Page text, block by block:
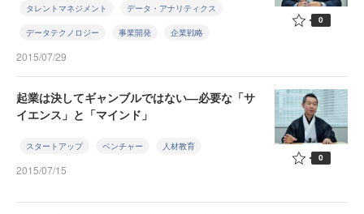
タレントマネジメント データ・アナリティクス
データテクノロジー 事業開発 企業戦略
2015/07/29
0
起業は決してギャンブルではない―必要な「サ
イエンス」と「マインド」
スタートアップ ベンチャー 人材教育
2015/07/15
0